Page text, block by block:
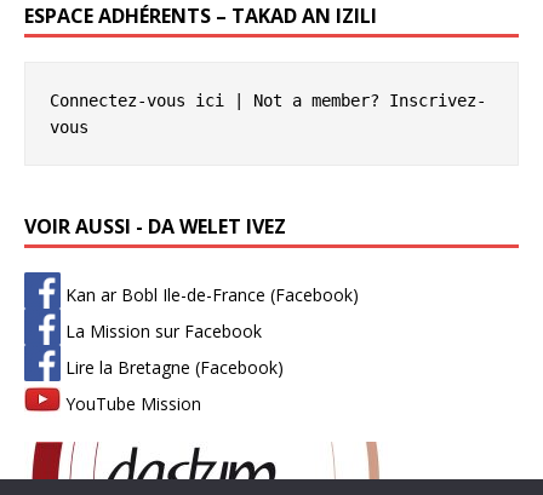
ESPACE ADHÉRENTS – TAKAD AN IZILI
Connectez-vous ici | Not a member? Inscrivez-
vous
VOIR AUSSI - DA WELET IVEZ
Kan ar Bobl Ile-de-France (Facebook)
La Mission sur Facebook
Lire la Bretagne (Facebook)
YouTube Mission